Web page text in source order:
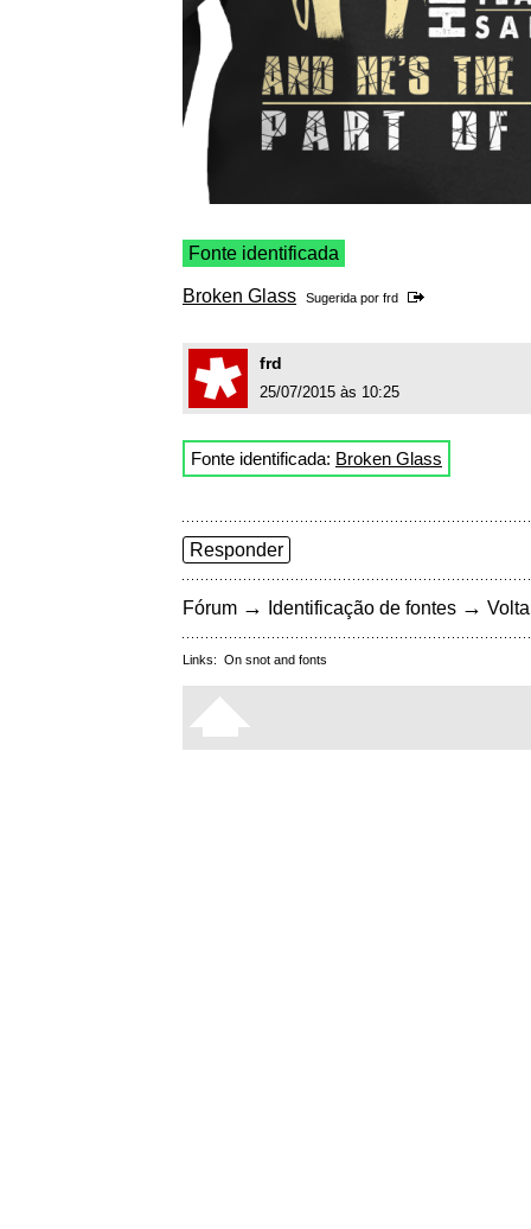
Fonte identificada
Broken Glass Sugerida por frd
frd
25/07/2015 às 10:25
Fonte identificada: Broken Glass
Responder
Fórum → Identificação de fontes →
Links: On snot and fonts